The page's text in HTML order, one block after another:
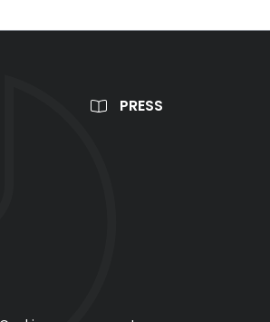
PRESS